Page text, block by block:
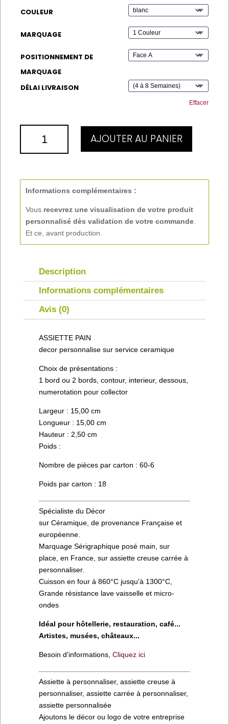
COULEUR
MARQUAGE
POSITIONNEMENT DE
MARQUAGE
DÉLAI LIVRAISON
Effacer
ASSIETTE
AJOUTER AU PANIER
Informations complémentaires :
Vous recevrez une visualisation de votre produit
personnalisé dès validation de votre commande
Et ce, avant production.
Description
Informations complémentaires
Avis (0)
ASSIETTE PAIN
decor personnalise sur service ceramique
Choix de présentations :
1 bord ou 2 bords, contour, interieur, dessous,
numerotation pour collector
Largeur : 15,00 cm
Longueur : 15,00 cm
Hauteur : 2,50 cm
Poids :
Nombre de pièces par carton : 60-6
Poids par carton : 18
Spécialiste du Décor
sur Céramique, de provenance Française et
européenne.
Marquage Sérigraphique posé main, sur
place, en France, sur assiette creuse carrée à
personnaliser.
Cuisson en four à 860°C jusqu'à 1300°C,
Grande résistance lave vaisselle et micro-
ondes
Idéal pour hôtellerie, restauration, café...
Artistes, musées, châteaux...
Besoin d'informations, Cliquez ici
Assiette à personnaliser, assiette creuse à
personnaliser, assiette carrée à personnaliser,
assiette personnalisée
Ajoutons le décor ou logo de votre entreprise